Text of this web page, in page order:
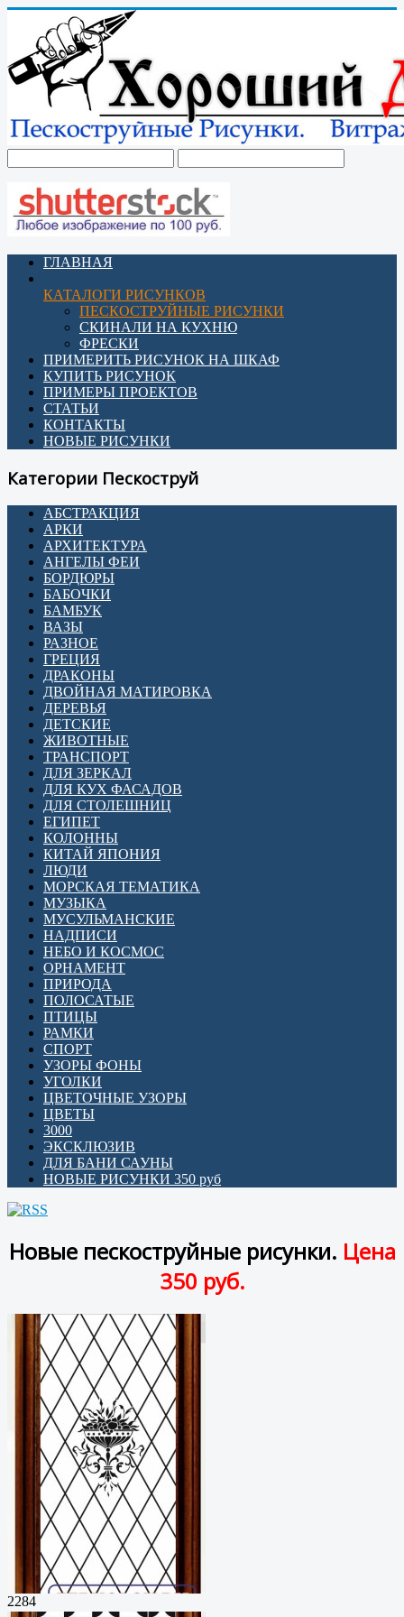
ГЛАВНАЯ
КАТАЛОГИ РИСУНКОВ
ПЕСКОСТРУЙНЫЕ РИСУНКИ
СКИНАЛИ НА КУХНЮ
ФРЕСКИ
ПРИМЕРИТЬ РИСУНОК НА ШКАФ
КУПИТЬ РИСУНОК
ПРИМЕРЫ ПРОЕКТОВ
СТАТЬИ
КОНТАКТЫ
НОВЫЕ РИСУНКИ
Категории Пескоструй
АБСТРАКЦИЯ
АРКИ
АРХИТЕКТУРА
АНГЕЛЫ ФЕИ
БОРДЮРЫ
БАБОЧКИ
БАМБУК
ВАЗЫ
РАЗНОЕ
ГРЕЦИЯ
ДРАКОНЫ
ДВОЙНАЯ МАТИРОВКА
ДЕРЕВЬЯ
ДЕТСКИЕ
ЖИВОТНЫЕ
ТРАНСПОРТ
ДЛЯ ЗЕРКАЛ
ДЛЯ КУХ ФАСАДОВ
ДЛЯ СТОЛЕШНИЦ
ЕГИПЕТ
КОЛОННЫ
КИТАЙ ЯПОНИЯ
ЛЮДИ
МОРСКАЯ ТЕМАТИКА
МУЗЫКА
МУСУЛЬМАНСКИЕ
НАДПИСИ
НЕБО И КОСМОС
ОРНАМЕНТ
ПРИРОДА
ПОЛОСАТЫЕ
ПТИЦЫ
РАМКИ
СПОРТ
УЗОРЫ ФОНЫ
УГОЛКИ
ЦВЕТОЧНЫЕ УЗОРЫ
ЦВЕТЫ
3000
ЭКСКЛЮЗИВ
ДЛЯ БАНИ САУНЫ
НОВЫЕ РИСУНКИ 350 руб
Новые пескоструйные рисунки. Цена
350 руб.
2284